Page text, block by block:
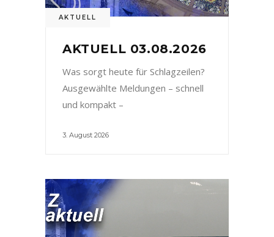
AKTUELL
AKTUELL 03.08.2026
Was sorgt heute für Schlagzeilen?
Ausgewählte Meldungen – schnell
und kompakt –
3. August 2026